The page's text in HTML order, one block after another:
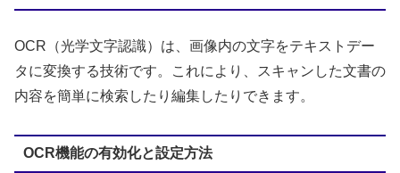
OCR（光学文字認識）は、画像内の文字をテキストデー
タに変換する技術です。これにより、スキャンした文書の
内容を簡単に検索したり編集したりできます。
OCR機能の有効化と設定方法